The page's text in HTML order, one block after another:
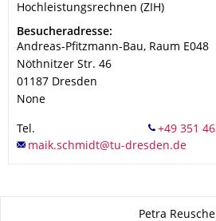
Hochleistungsrechnen (ZIH)
Adresse
Besucheradresse:
Andreas-Pfitzmann-Bau, Raum E048
Nöthnitzer Str. 46
01187 Dresden
None
Tel.
Petra Reuschel